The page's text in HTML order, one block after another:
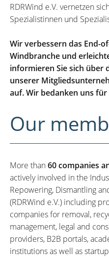
RDRWind e.V. vernetzen
Spezialistinnen und
Wir verbessern das End-
Windbranche und
informieren Sie sich über
unserer
auf. Wir bedanken uns
Our
More than60 companies
actively involved in the
Repowering, Dismantling
(RDRWind e.V.) including
companies for removal,
management, legal and
providers, B2B portals,
institutions as well as